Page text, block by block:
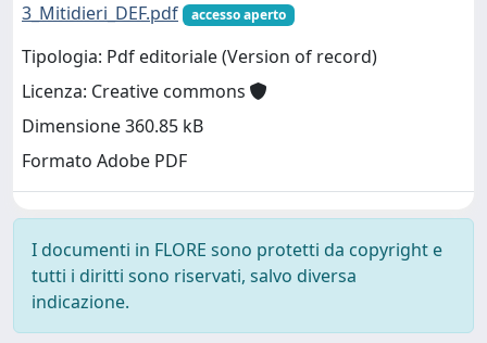
3_Mitidieri_DEF.pdf
accesso aperto
Tipologia: Pdf editoriale (Version of record)
Licenza: Creative commons
Dimensione 360.85 kB
Formato Adobe PDF
I documenti in FLORE sono protetti da copyright e
tutti i diritti sono riservati, salvo diversa
indicazione.